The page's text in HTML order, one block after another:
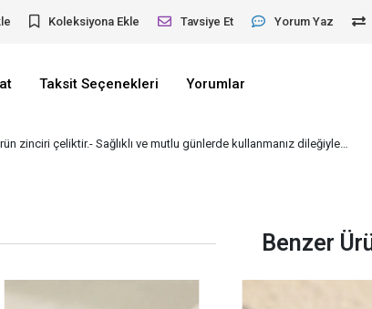
Koleksiyona Ekle Tavsiye Et Yorum Yaz
Taksit Seçenekleri Yorumlar
zinciri çeliktir.- Sağlıklı ve mutlu günlerde kullanmanız dileğiyle…
Benzer